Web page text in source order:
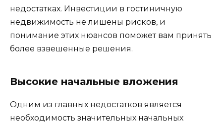
недостатках. Инвестиции в гостиничную
недвижимость не лишены рисков, и
понимание этих нюансов поможет вам принять
более взвешенные решения.
Высокие начальные вложения
Одним из главных недостатков является
необходимость значительных начальных